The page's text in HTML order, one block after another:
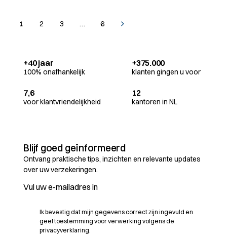
1 2 3 … 6
+40 jaar
100% onafhankelijk
+375.000
klanten gingen u voor
7,6
voor klantvriendelijkheid
12
kantoren in NL
Blijf goed geïnformeerd
Ontvang praktische tips, inzichten en relevante updates
over uw verzekeringen.
Ik bevestig dat mijn gegevens correct zijn ingevuld en
geef toestemming voor verwerking volgens de
privacyverklaring.